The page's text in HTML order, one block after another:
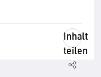
Inhalt
teilen